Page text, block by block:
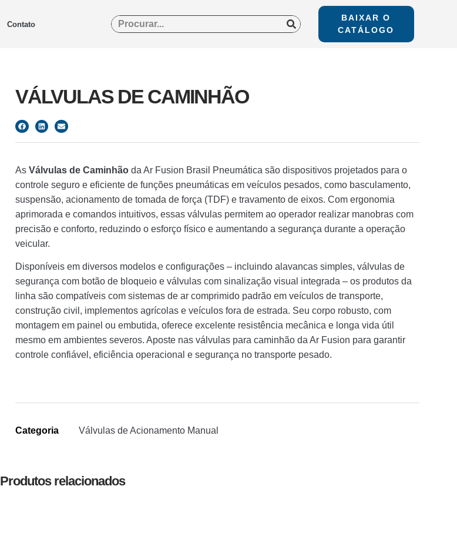
Contato
BAIXAR O
CATÁLOGO
VÁLVULAS DE CAMINHÃO
As Válvulas de Caminhão da Ar Fusion Brasil Pneumática são dispositivos projetados para o
controle seguro e eficiente de funções pneumáticas em veículos pesados, como basculamento,
suspensão, acionamento de tomada de força (TDF) e travamento de eixos. Com ergonomia
aprimorada e comandos intuitivos, essas válvulas permitem ao operador realizar manobras com
precisão e conforto, reduzindo o esforço físico e aumentando a segurança durante a operação
veicular.
Disponíveis em diversos modelos e configurações – incluindo alavancas simples, válvulas de
segurança com botão de bloqueio e válvulas com sinalização visual integrada – os produtos da
linha são compatíveis com sistemas de ar comprimido padrão em veículos de transporte,
construção civil, implementos agrícolas e veículos fora de estrada. Seu corpo robusto, com
montagem em painel ou embutida, oferece excelente resistência mecânica e longa vida útil
mesmo em ambientes severos. Aposte nas válvulas para caminhão da Ar Fusion para garantir
controle confiável, eficiência operacional e segurança no transporte pesado.
Categoria Válvulas de Acionamento Manual
Produtos relacionados